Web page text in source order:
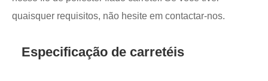
quaisquer requisitos, não hesite em contactar-nos.
Especificação de carretéis